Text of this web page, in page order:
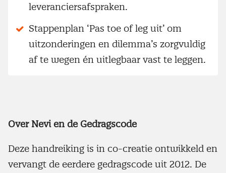
leveranciersafspraken.
Stappenplan ‘Pas toe of leg uit’ om
uitzonderingen en dilemma’s zorgvuldig
af te wegen én uitlegbaar vast te leggen.
Over Nevi en de Gedragscode
Deze handreiking is in co-creatie ontwikkeld en
vervangt de eerdere gedragscode uit 2012. De